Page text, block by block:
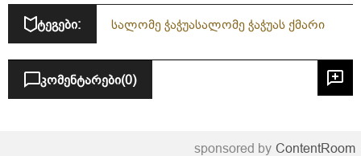
ტეგები: სალომე ჭაჭუასალომე ჭაჭუას ქმარი
კომენტარები(0)
sponsored by ContentRoom